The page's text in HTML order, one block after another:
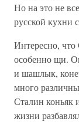
Но на это не
русской кухни
Интересно,
особенно щи.
и шашлык,
много
Сталин коньяк
жизни